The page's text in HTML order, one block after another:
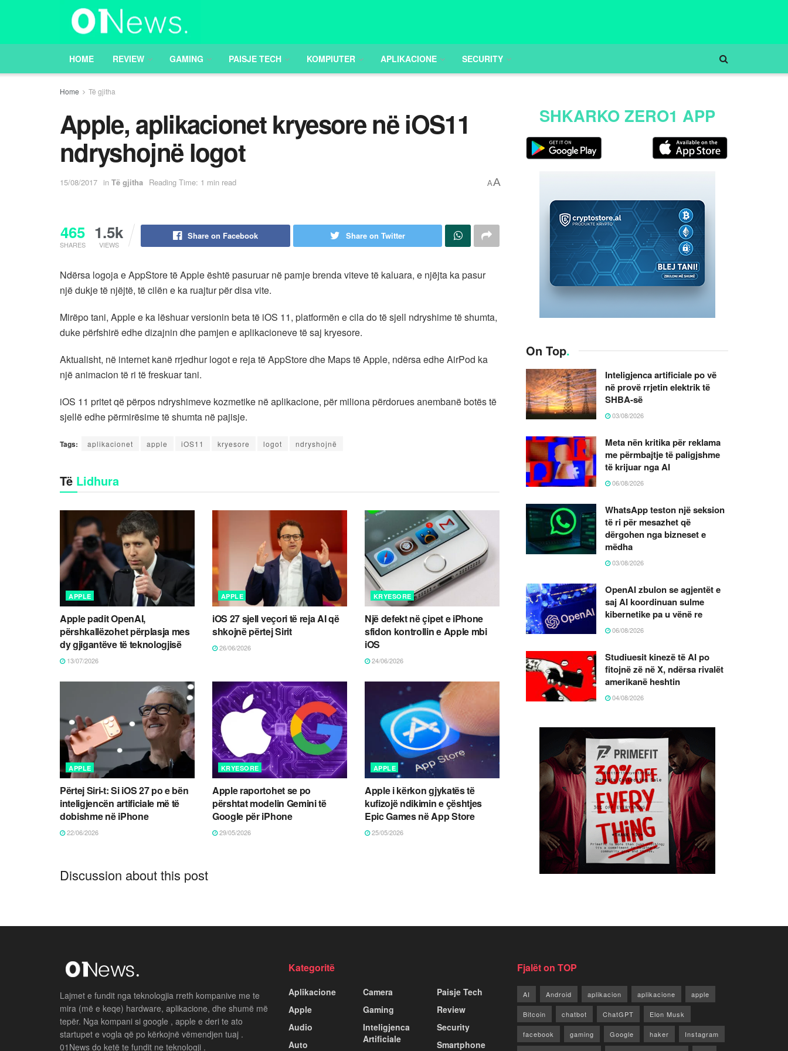
HOME REVIEW GAMING PAISJE TECH KOMPIUTER APLIKACIONE SECURITY
Home Të gjitha
Apple, aplikacionet kryesore në iOS11
ndryshojnë logot
15/08/2017 in Të gjitha Reading Time: 1 min read AA
465
SHARES
1.5k
VIEWS
Share on Facebook Share on Twitter
Ndërsa logoja e AppStore të Apple është pasuruar në pamje brenda viteve të kaluara, e njëjta ka pasur
një dukje të njëjtë, të cilën e ka ruajtur për disa vite.
Mirëpo tani, Apple e ka lëshuar versionin beta të iOS 11, platformën e cila do të sjell ndryshime të shumta,
duke përfshirë edhe dizajnin dhe pamjen e aplikacioneve të saj kryesore.
Aktualisht, në internet kanë rrjedhur logot e reja të AppStore dhe Maps të Apple, ndërsa edhe AirPod ka
një animacion të ri të freskuar tani.
iOS 11 pritet që përpos ndryshimeve kozmetike në aplikacione, për miliona përdorues anembanë botës të
sjellë edhe përmirësime të shumta në pajisje.
Tags: aplikacionet apple iOS11 kryesore logot ndryshojnë
Të Lidhura
APPLE
Apple padit OpenAI,
përshkallëzohet përplasja mes
dy gjigantëve të teknologjisë
13/07/2026
APPLE
iOS 27 sjell veçori të reja AI që
shkojnë përtej Sirit
26/06/2026
KRYESORE
Një defekt në çipet e iPhone
sfidon kontrollin e Apple mbi
iOS
24/06/2026
APPLE
Përtej Siri-t: Si iOS 27 po e bën
inteligjencën artificiale më të
dobishme në iPhone
22/06/2026
KRYESORE
Apple raportohet se po
përshtat modelin Gemini të
Google për iPhone
29/05/2026
APPLE
Apple i kërkon gjykatës të
kufizojë ndikimin e çështjes
Epic Games në App Store
25/05/2026
Discussion about this post
SHKARKO ZERO1 APP
On Top.
Inteligjenca artificiale po vë
në provë rrjetin elektrik të
SHBA-së
03/08/2026
Meta nën kritika për reklama
me përmbajtje të paligjshme
të krijuar nga AI
06/08/2026
WhatsApp teston një seksion
të ri për mesazhet që
dërgohen nga bizneset e
mëdha
03/08/2026
OpenAI zbulon se agjentët e
saj AI koordinuan sulme
kibernetike pa u vënë re
06/08/2026
Studiuesit kinezë të AI po
fitojnë zë në X, ndërsa rivalët
amerikanë heshtin
04/08/2026
Lajmet e fundit nga teknologjia rreth kompanive me te
mira (më e keqe) hardware, aplikacione, dhe shumë më
tepër. Nga kompani si google , apple e deri te ato
startupet e vogla që po kërkojnë vëmendjen tuaj .
01News do ketë te fundit ne teknologji .
Kategoritë
Aplikacione
Apple
Audio
Auto
Camera
Gaming
Inteligjenca
Artificiale
Paisje Tech
Review
Security
Smartphone
Fjalët on TOP
AI Android aplikacion aplikacione apple
Bitcoin chatbot ChatGPT Elon Musk
facebook gaming Google haker Instagram